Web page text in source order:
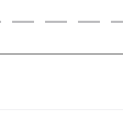
καλάθι